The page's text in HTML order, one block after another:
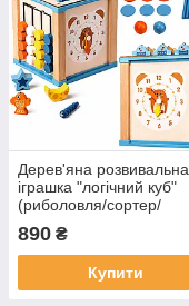
Дерев'яна розвивальна
іграшка "логічний куб"
(риболовля/сортер/
890 ₴
Купити